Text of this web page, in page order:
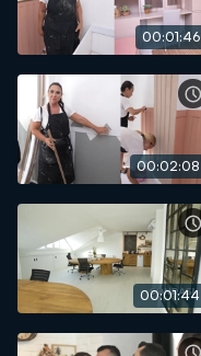
00:01:46
00:02:08
00:01:44